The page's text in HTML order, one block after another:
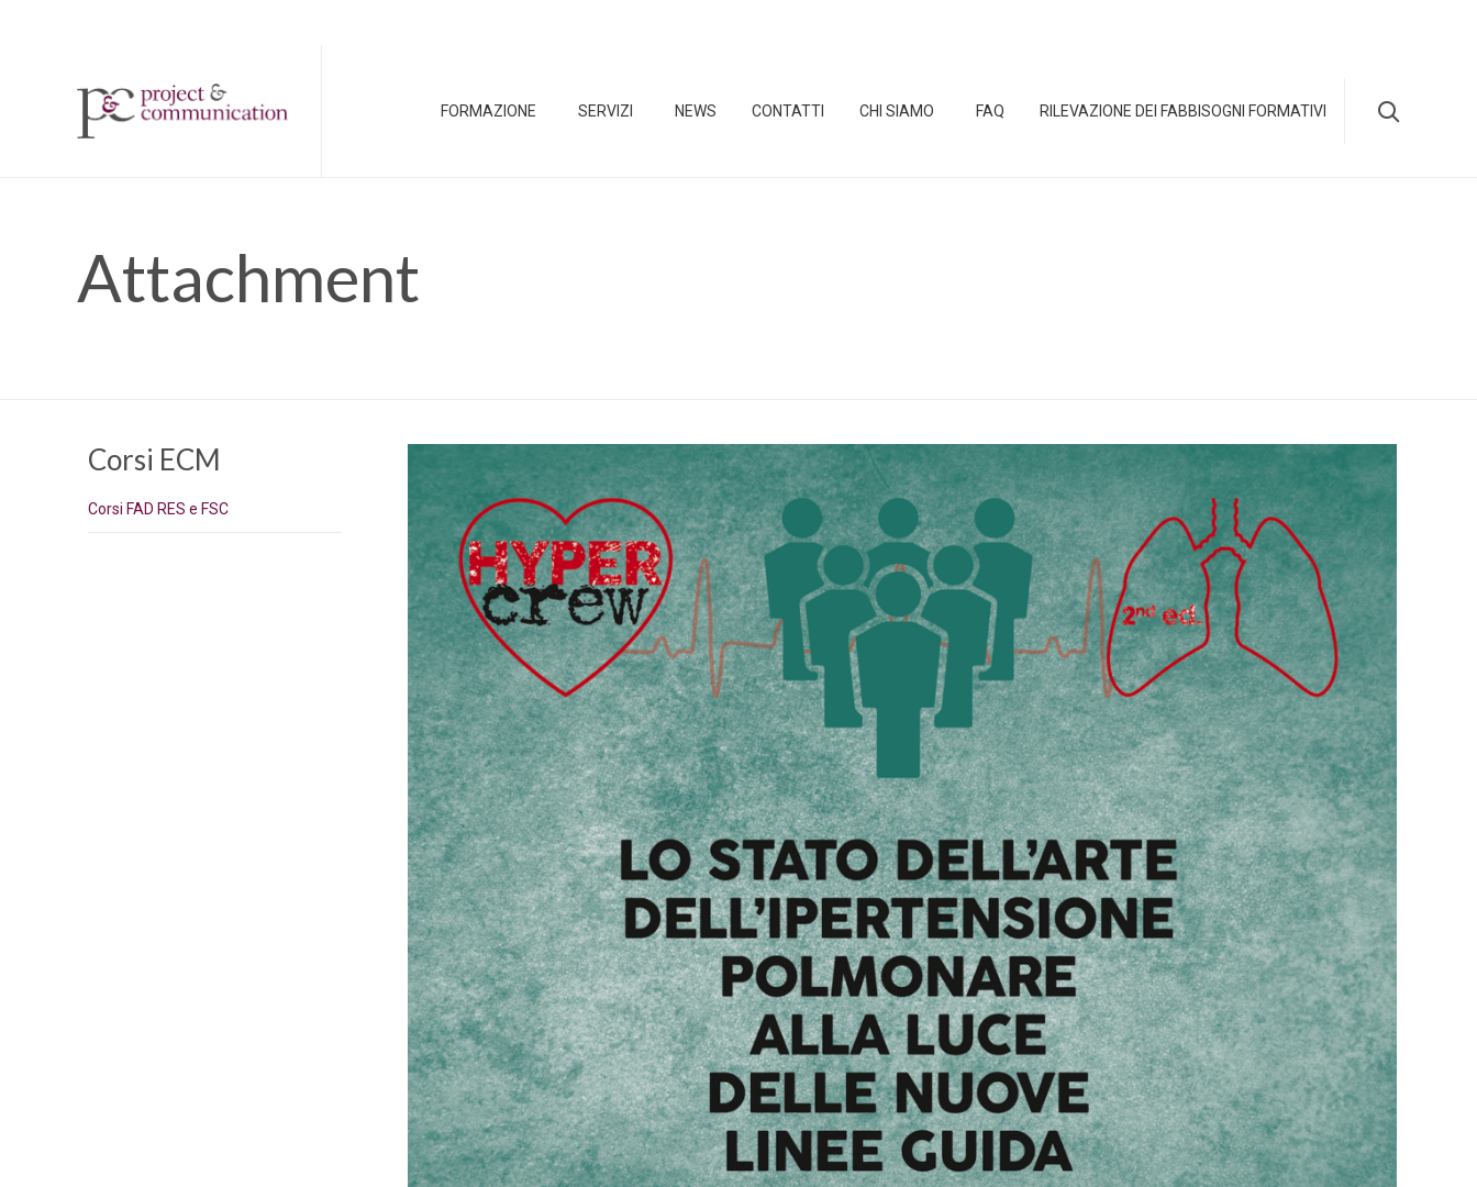
FORMAZIONE SERVIZI NEWS CONTATTI CHI SIAMO FAQ RILEVAZIONE DEI FABBISOGNI FORMATIVI 
Attachment
Corsi ECM
Corsi FAD RES e FSC